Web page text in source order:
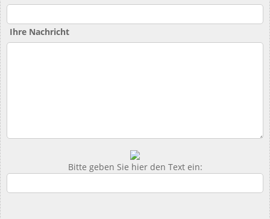
Ihre Nachricht
Bitte geben Sie hier den Text ein: